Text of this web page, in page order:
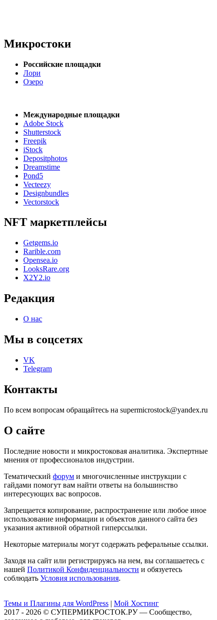
Микростоки
Российские площадки
Лори
Озеро
Международные площадки
Adobe Stock
Shutterstock
Freepik
iStock
Depositphotos
Dreamstime
Pond5
Vecteezy
Designbundles
Vectorstock
NFT маркетплейсы
Getgems.io
Rarible.com
Opensea.io
LooksRare.org
X2Y2.io
Редакция
О нас
Мы в соцсетях
VK
Telegram
Контакты
По всем вопросам обращайтесь на supermicrostock@yandex.ru
О сайте
Последние новости и микростоковая аналитика. Экспертные
мнения от профессионалов индустрии.
Тематический форум и многочисленные инструкции с
гайдами помогут вам найти ответы на большинство
интересующих вас вопросов.
Запрещается копирование, распространение или любое иное
использование информации и объектов данного сайта без
указания активной обратной гиперссылки.
Некоторые материалы могут содержать реферальные ссылки.
Заходя на сайт или регистрируясь на нем, вы соглашаетесь с
нашей Политикой Конфиденциальности и обязуетесь
соблюдать Условия использования.
Темы и Плагины для WordPress | Мой Хостинг
2017 - 2026 © СУПЕРМИКРОСТОК.РУ — Сообщество,